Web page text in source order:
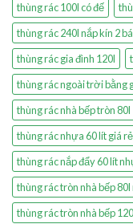
thùng rác 100l có đế
thùng rác 240l nắp kín 2
thùng rác gia đình 120l
thùng rác ngoài trời bằng
thùng rác nhà bếp tròn 80l
thùng rác nhựa 60 lít giá rẻ
thùng rác nắp đẩy 60 lít
thùng rác tròn nhà bếp
thùng rác tròn nhà bếp